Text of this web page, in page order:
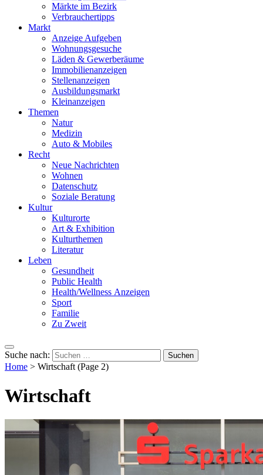
Märkte im Bezirk
Verbrauchertipps
Markt
Anzeige Aufgeben
Wohnungsgesuche
Läden & Gewerberäume
Immobilienanzeigen
Stellenanzeigen
Ausbildungsmarkt
Kleinanzeigen
Themen
Natur
Medizin
Auto & Mobiles
Recht
Neue Nachrichten
Wohnen
Datenschutz
Soziale Beratung
Kultur
Kulturorte
Art & Exhibition
Kulturthemen
Literatur
Leben
Gesundheit
Public Health
Health/Wellness Anzeigen
Sport
Familie
Zu Zweit
Suche nach:
Home > Wirtschaft (Page 2)
Wirtschaft